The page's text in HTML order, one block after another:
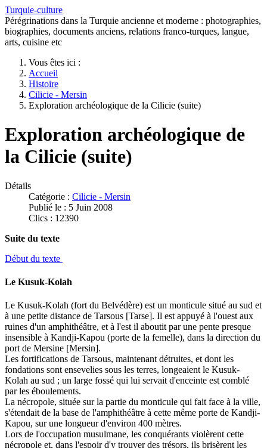
Turquie-culture
Pérégrinations dans la Turquie ancienne et moderne : photographies,
biographies, documents anciens, relations franco-turques, langue,
arts, cuisine etc
Vous êtes ici :
Accueil
Histoire
Cilicie - Mersin
Exploration archéologique de la Cilicie (suite)
Exploration archéologique de
la Cilicie (suite)
Détails
Catégorie : Cilicie - Mersin
Publié le : 5 Juin 2008
Clics : 12390
Suite du texte
Début du texte
Le Kusuk-Kolah
Le Kusuk-Kolah (fort du Belvédère) est un monticule situé au sud et
à une petite distance de Tarsous [Tarse]. Il est appuyé à l'ouest aux
ruines d'un amphithéâtre, et à l'est il aboutit par une pente presque
insensible à Kandji-Kapou (porte de la femelle), dans la direction du
port de Mersine [Mersin].
Les fortifications de Tarsous, maintenant détruites, et dont les
fondations sont ensevelies sous les terres, longeaient le Kusuk-
Kolah au sud ; un large fossé qui lui servait d'enceinte est comblé
par les éboulements.
La nécropole, située sur la partie du monticule qui fait face à la ville,
s'étendait de la base de l'amphithéâtre à cette même porte de Kandji-
Kapou, sur une longueur d'environ 400 mètres.
Lors de l'occupation musulmane, les conquérants violèrent cette
nécropole et, dans l'espoir d'y trouver des trésors, ils brisèrent les